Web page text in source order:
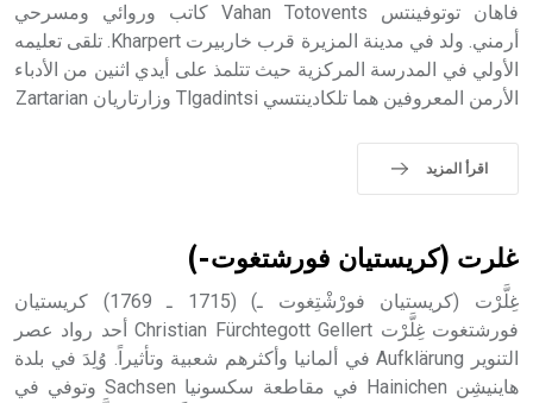
- هل تعلم أن أبجر Abgar اسم معروف جيداً يعود إلى عدد من
الملوك الذين حكموا مدينة إديسا (الرها) من أبجر الأول وحتى
sign تكتب منفصلة غير متصلة، وتعتمد المبدأ الأكوروفوني،
حيث تقتصر القيمة الصوتية للعلامة الك
فاهان توتوفينتس Vahan Totovents كاتب وروائي ومسرحي
أرمني. ولد في مدينة المزيرة قرب خاربيرت Kharpert. تلقى تعليمه
الأولي في المدرسة المركزية حيث تتلمذ على أيدي اثنين من الأدباء
الأرمن المعروفين هما تلكادينتسي Tlgadintsi وزارتاريان Zartarian
اقرأ المزيد
غلرت (كريستيان فورشتغوت-)
غِلَّرْت (كريستيان فورْشْتِغوت ـ) (1715 ـ 1769) كريستيان
فورشتغوت غِلَّرْت Christian Fürchtegott Gellert أحد رواد عصر
التنوير Aufklärung في ألمانيا وأكثرهم شعبية وتأثيراً. وُلِدَ في بلدة
هاينيشِن Hainichen في مقاطعة سكسونيا Sachsen وتوفي في